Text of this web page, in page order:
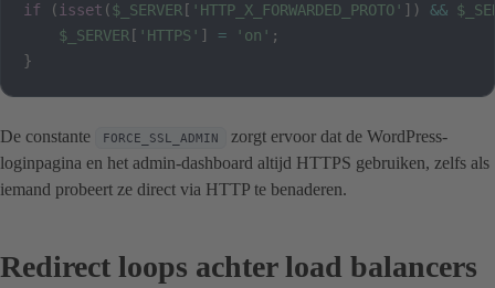
if
( isset ($_SERVER [ 'HTTP_X_FORWARDED_PROTO' ] ) &&
$_SERVER [ 'HTTPS' ] = 'on' ;
}
De constante FORCE_SSL_ADMIN
zorgt ervoor dat de WordPress-
loginpagina en het admin-dashboard altijd HTTPS gebruiken, zelfs als
iemand probeert ze direct via HTTP te benaderen.
Redirect loops achter load balancers